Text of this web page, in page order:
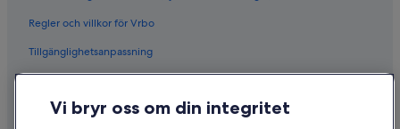
Regler och villkor för Vrbo
Tillgänglighetsanpassning
CookiesVi bryr oss om din integritet